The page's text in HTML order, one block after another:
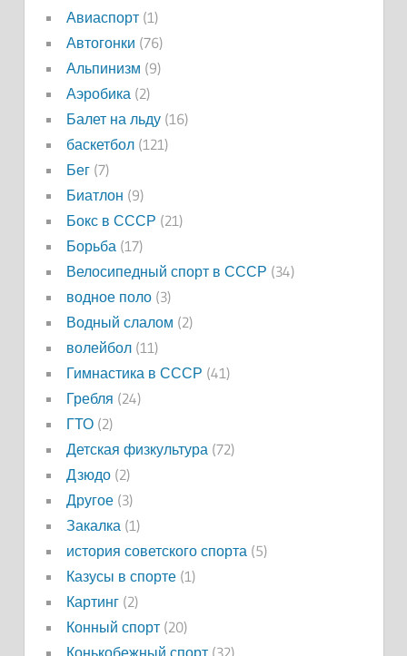
Авиаспорт(1)
Автогонки (76)
Альпинизм (9)
Аэробика (2)
Балет на льду(16)
баскетбол(121)
Бег(7)
Биатлон (9)
Бокс в СССР (21)
Борьба (17)
Велосипедный спорт в СССР (34)
водное поло(3)
Водный слалом (2)
волейбол(11)
Гимнастика в СССР (41)
Гребля (24)
ГТО(2)
Детская физкультура (72)
Дзюдо(2)
Другое(3)
Закалка (1)
история советского спорта (5)
Казусы в спорте(1)
Картинг(2)
Конный спорт(20)
Конькобежный спорт(32)